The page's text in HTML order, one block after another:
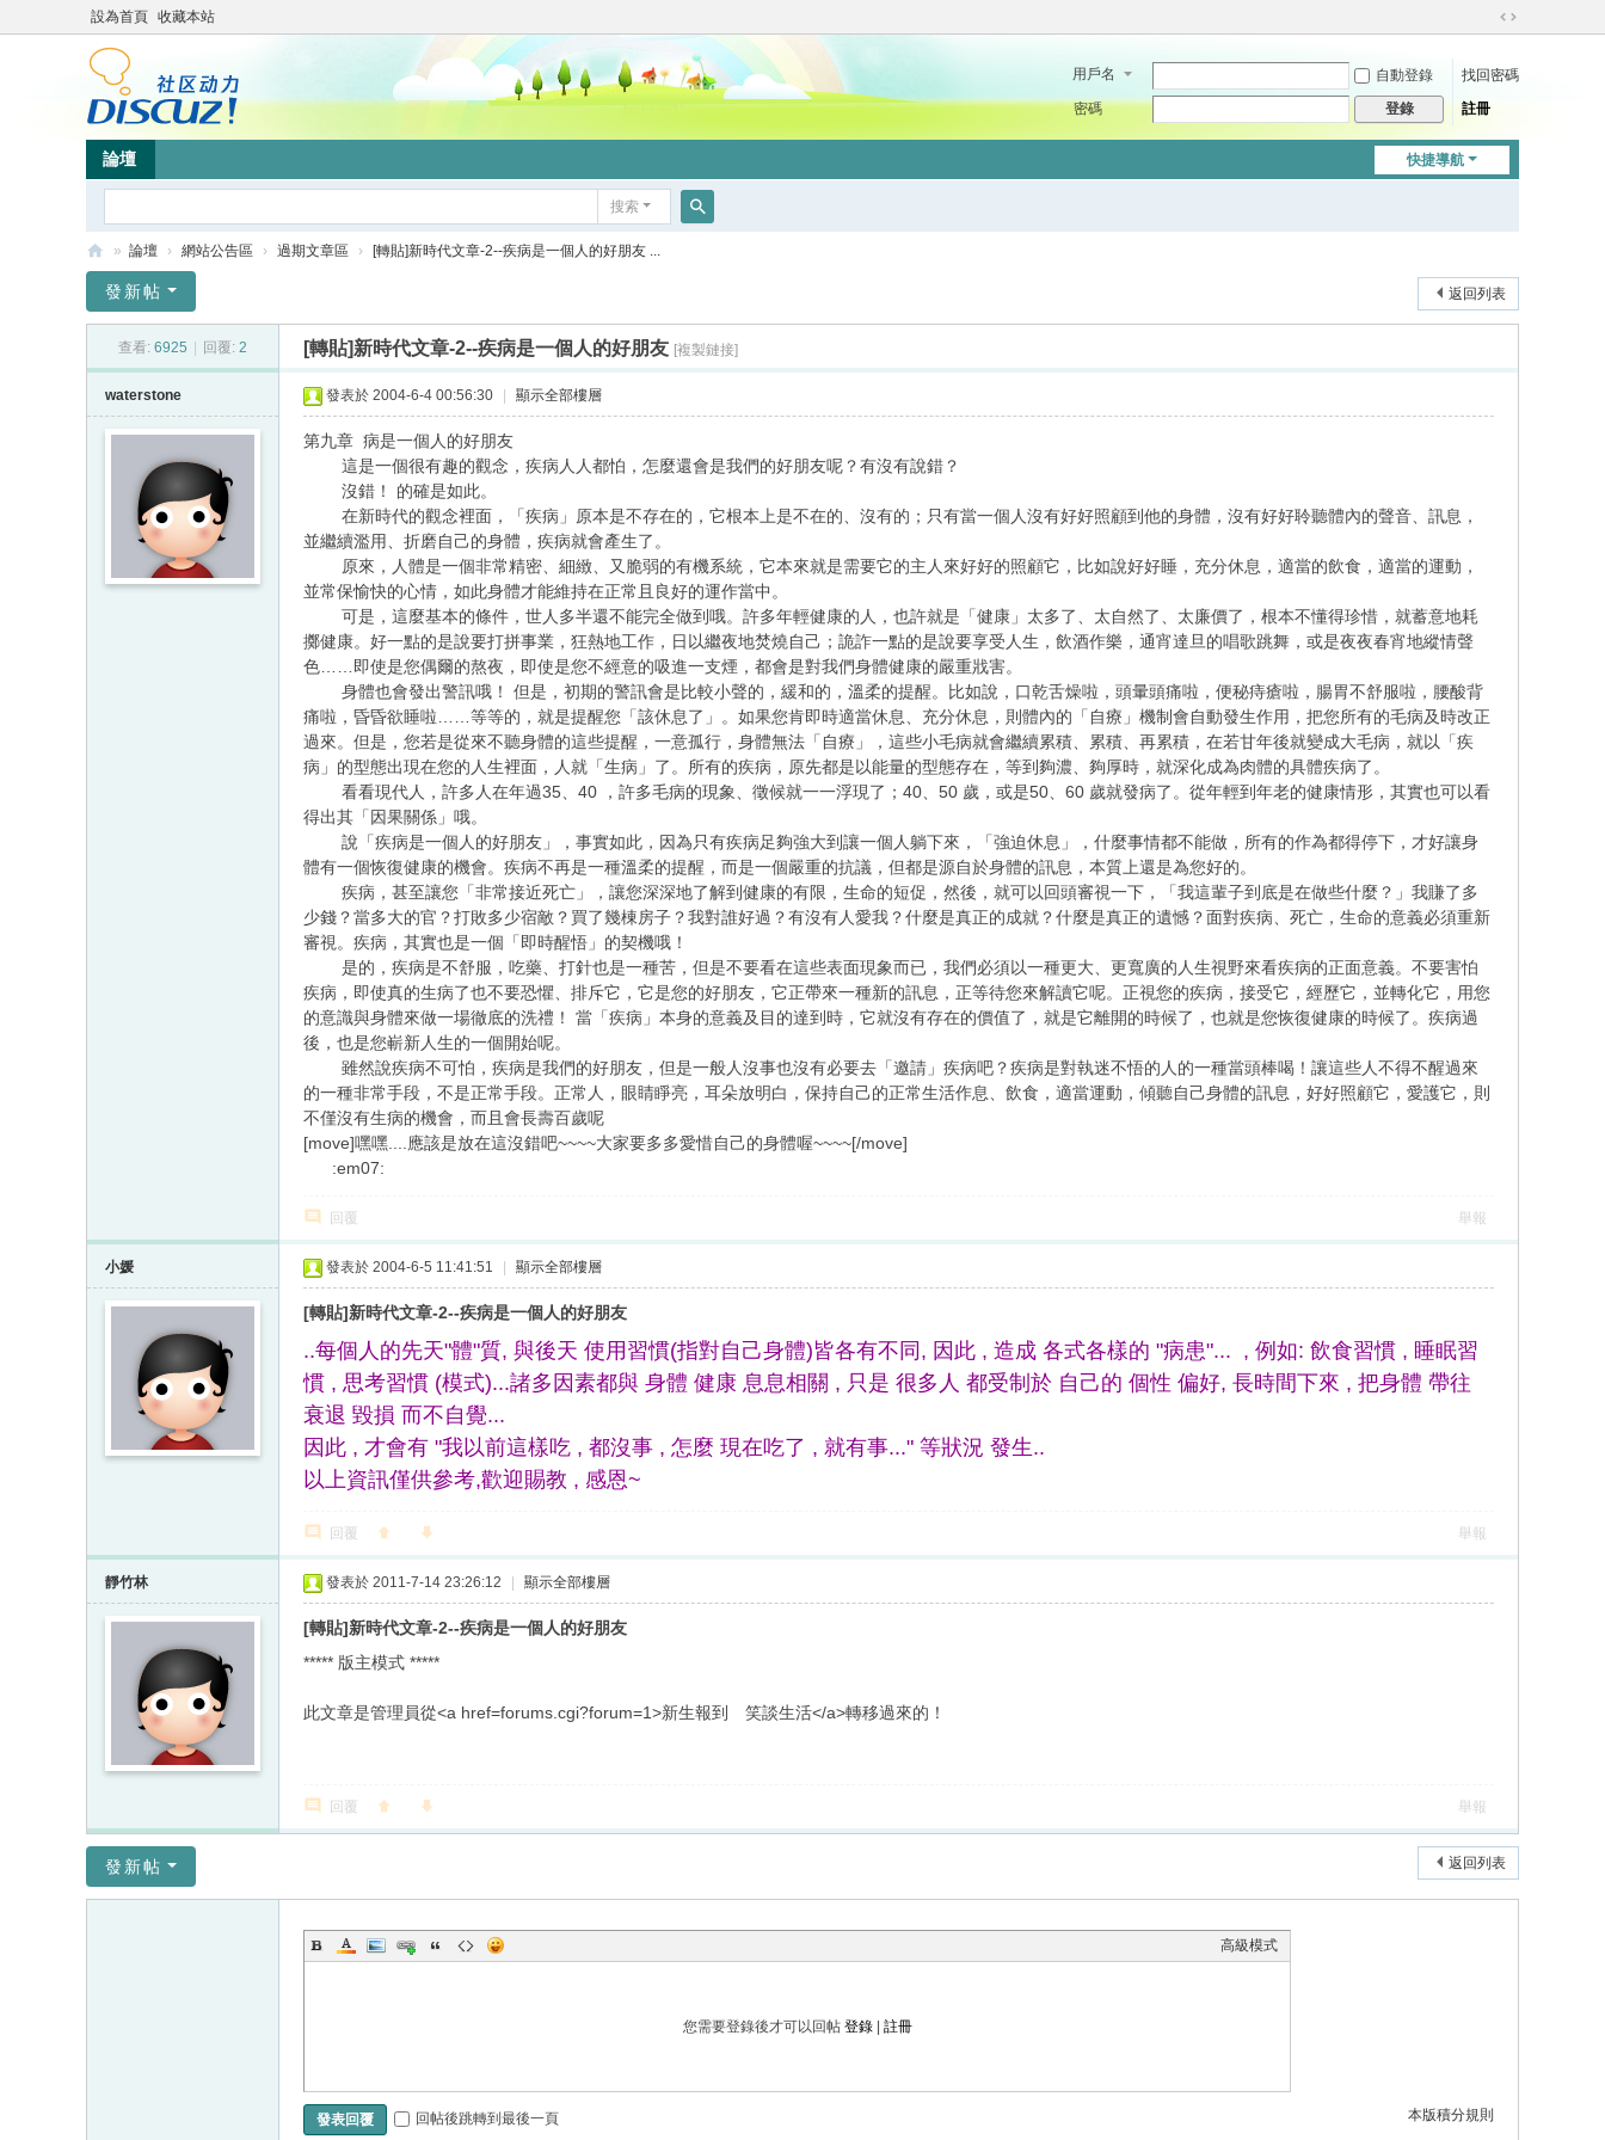
設為首頁 收藏本站
切
到
用戶名 自動登錄
找回密碼
密碼
登錄 註冊
快捷導航
論壇
搜索
竹
» 論壇 › 網站公告區 › 過期文章區 › [轉貼]新時代文章-2--疾病是一個人的好朋友 ...
返回列表
發新帖
查看: 6925 回覆: 2 [轉貼]新時代文章-2--疾病是一個人的好朋友 [複製鏈接]
waterstone 發表於 2004-6-4 00:56:30 顯示全部樓層
第九章 病是一個人的好朋友
這是一個很有趣的觀念，疾病人人都怕，怎麼還會是我們的好朋友呢？有沒有說錯？
沒錯！ 的確是如此。
在新時代的觀念裡面，「疾病」原本是不存在的，它根本上是不在的、沒有的；只有當一個人沒有好好照顧到他的身體，沒有好好聆聽體內的聲音、訊息，
並繼續濫用、折磨自己的身體，疾病就會產生了。
原來，人體是一個非常精密、細緻、又脆弱的有機系統，它本來就是需要它的主人來好好的照顧它，比如說好好睡，充分休息，適當的飲食，適當的運動，
並常保愉快的心情，如此身體才能維持在正常且良好的運作當中。
可是，這麼基本的條件，世人多半還不能完全做到哦。許多年輕健康的人，也許就是「健康」太多了、太自然了、太廉價了，根本不懂得珍惜，就蓄意地耗
擲健康。好一點的是說要打拼事業，狂熱地工作，日以繼夜地焚燒自己；詭詐一點的是說要享受人生，飲酒作樂，通宵達旦的唱歌跳舞，或是夜夜春宵地縱情聲
色……即使是您偶爾的熬夜，即使是您不經意的吸進一支煙，都會是對我們身體健康的嚴重戕害。
身體也會發出警訊哦！ 但是，初期的警訊會是比較小聲的，緩和的，溫柔的提醒。比如說，口乾舌燥啦，頭暈頭痛啦，便秘痔瘡啦，腸胃不舒服啦，腰酸背
痛啦，昏昏欲睡啦……等等的，就是提醒您「該休息了」。如果您肯即時適當休息、充分休息，則體內的「自療」機制會自動發生作用，把您所有的毛病及時改正
過來。但是，您若是從來不聽身體的這些提醒，一意孤行，身體無法「自療」，這些小毛病就會繼續累積、累積、再累積，在若甘年後就變成大毛病，就以「疾
病」的型態出現在您的人生裡面，人就「生病」了。所有的疾病，原先都是以能量的型態存在，等到夠濃、夠厚時，就深化成為肉體的具體疾病了。
看看現代人，許多人在年過35、40 ，許多毛病的現象、徵候就一一浮現了；40、50 歲，或是50、60 歲就發病了。從年輕到年老的健康情形，其實也可以看
得出其「因果關係」哦。
說「疾病是一個人的好朋友」，事實如此，因為只有疾病足夠強大到讓一個人躺下來，「強迫休息」，什麼事情都不能做，所有的作為都得停下，才好讓身
體有一個恢復健康的機會。疾病不再是一種溫柔的提醒，而是一個嚴重的抗議，但都是源自於身體的訊息，本質上還是為您好的。
疾病，甚至讓您「非常接近死亡」，讓您深深地了解到健康的有限，生命的短促，然後，就可以回頭審視一下，「我這輩子到底是在做些什麼？」我賺了多
少錢？當多大的官？打敗多少宿敵？買了幾棟房子？我對誰好過？有沒有人愛我？什麼是真正的成就？什麼是真正的遺憾？面對疾病、死亡，生命的意義必須重新
審視。疾病，其實也是一個「即時醒悟」的契機哦！
是的，疾病是不舒服，吃藥、打針也是一種苦，但是不要看在這些表面現象而已，我們必須以一種更大、更寬廣的人生視野來看疾病的正面意義。不要害怕
疾病，即使真的生病了也不要恐懼、排斥它，它是您的好朋友，它正帶來一種新的訊息，正等待您來解讀它呢。正視您的疾病，接受它，經歷它，並轉化它，用您
的意識與身體來做一場徹底的洗禮！ 當「疾病」本身的意義及目的達到時，它就沒有存在的價值了，就是它離開的時候了，也就是您恢復健康的時候了。疾病過
後，也是您嶄新人生的一個開始呢。
雖然說疾病不可怕，疾病是我們的好朋友，但是一般人沒事也沒有必要去「邀請」疾病吧？疾病是對執迷不悟的人的一種當頭棒喝！讓這些人不得不醒過來
的一種非常手段，不是正常手段。正常人，眼睛睜亮，耳朵放明白，保持自己的正常生活作息、飲食，適當運動，傾聽自己身體的訊息，好好照顧它，愛護它，則
不僅沒有生病的機會，而且會長壽百歲呢
[move]嘿嘿....應該是放在這沒錯吧~~~~大家要多多愛惜自己的身體喔~~~~[/move]
:em07:
回覆 舉報
小媛 發表於 2004-6-5 11:41:51 顯示全部樓層
[轉貼]新時代文章-2--疾病是一個人的好朋友
..每個人的先天"體"質, 與後天 使用習慣(指對自己身體)皆各有不同, 因此 , 造成 各式各樣的 "病患"... , 例如: 飲食習慣 , 睡眠習
慣 , 思考習慣 (模式)...諸多因素都與 身體 健康 息息相關 , 只是 很多人 都受制於 自己的 個性 偏好, 長時間下來 , 把身體 帶往
衰退 毀損 而不自覺...
因此 , 才會有 "我以前這樣吃 , 都沒事 , 怎麼 現在吃了 , 就有事..." 等狀況 發生..
以上資訊僅供參考,歡迎賜教 , 感恩~
回覆 舉報
靜竹林 發表於 2011-7-14 23:26:12 顯示全部樓層
[轉貼]新時代文章-2--疾病是一個人的好朋友
***** 版主模式 *****
此文章是管理員從<a href=forums.cgi?forum=1>新生報到 笑談生活</a>轉移過來的！
回覆 舉報
返回列表
發新帖
高級模式
您需要登錄後才可以回帖 登錄| 註冊
本版積分規則
發表回覆 回帖後跳轉到最後一頁